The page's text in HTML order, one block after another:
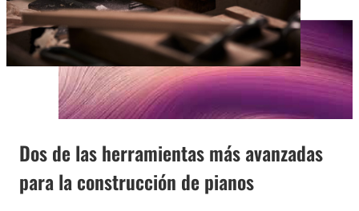
Dos de las herramientas más avanzadas
para la construcción de pianos